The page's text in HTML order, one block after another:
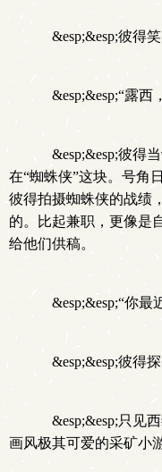
&esp;&esp;彼得笑
&esp;&esp;“露西
&esp;&esp;彼得
在“蜘蛛侠”这块。号角
彼得拍摄蜘蛛侠的战绩
的。比起兼职，更像是
给他们供稿。
&esp;&esp;“你最
&esp;&esp;彼得探
&esp;&esp;只见
画风极其可爱的采矿小